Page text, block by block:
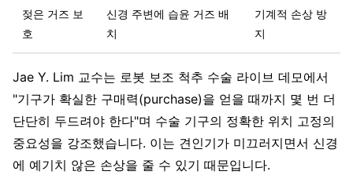
젖은 거즈 보
호
신경 주변에 습윤 거즈 배
치
기계적 손상 방
지
Jae Y. Lim 교수는 로봇 보조 척추 수술 라이브 데모에서
"기구가 확실한 구매력(purchase)을 얻을 때까지 몇 번 더
단단히 두드려야 한다"며 수술 기구의 정확한 위치 고정의
중요성을 강조했습니다. 이는 견인기가 미끄러지면서 신경
에 예기치 않은 손상을 줄 수 있기 때문입니다.